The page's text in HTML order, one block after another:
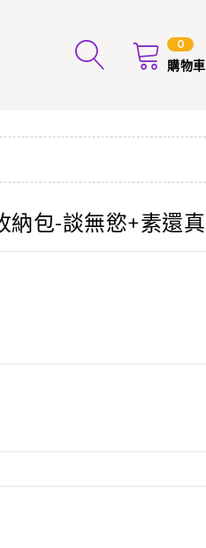
0
購物車
納包-談無慾+素還真